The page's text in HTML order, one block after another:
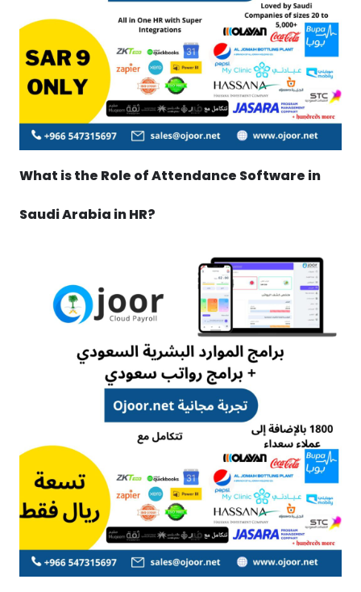
What is the Role of Attendance Software in
Saudi Arabia in HR?